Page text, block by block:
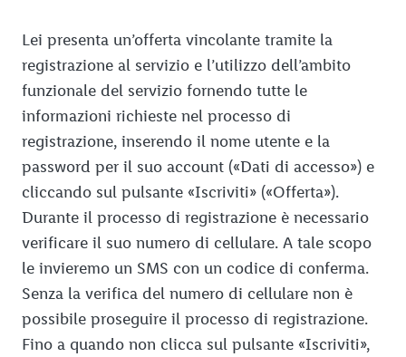
Lei presenta un’offerta vincolante tramite la
registrazione al servizio e l’utilizzo dell’ambito
funzionale del servizio fornendo tutte le
informazioni richieste nel processo di
registrazione, inserendo il nome utente e la
password per il suo account («Dati di accesso») e
cliccando sul pulsante «Iscriviti» («Offerta»).
Durante il processo di registrazione è necessario
verificare il suo numero di cellulare. A tale scopo
le invieremo un SMS con un codice di conferma.
Senza la verifica del numero di cellulare non è
possibile proseguire il processo di registrazione.
Fino a quando non clicca sul pulsante «Iscriviti»,